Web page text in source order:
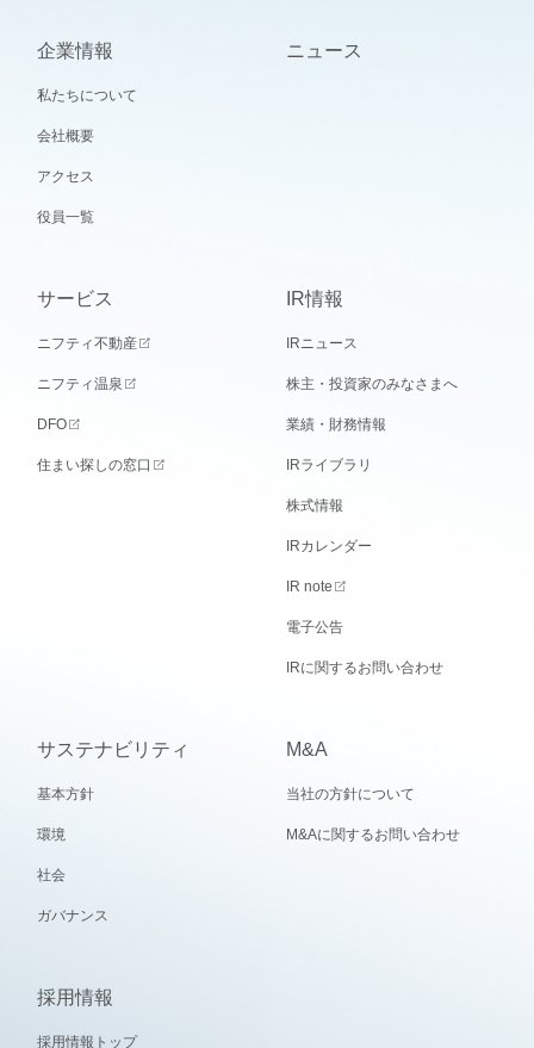
企業情報
私たちについて
会社概要
アクセス
役員一覧
ニュース
サービス
ニフティ不動産
ニフティ温泉
DFO
住まい探しの窓口
IR情報
IRニュース
株主・投資家のみなさまへ
業績・財務情報
IRライブラリ
株式情報
IRカレンダー
IR note
電子公告
IRに関するお問い合わせ
サステナビリティ
基本方針
環境
社会
ガバナンス
M&A
当社の方針について
M&Aに関するお問い合わせ
採用情報
採用情報トップ